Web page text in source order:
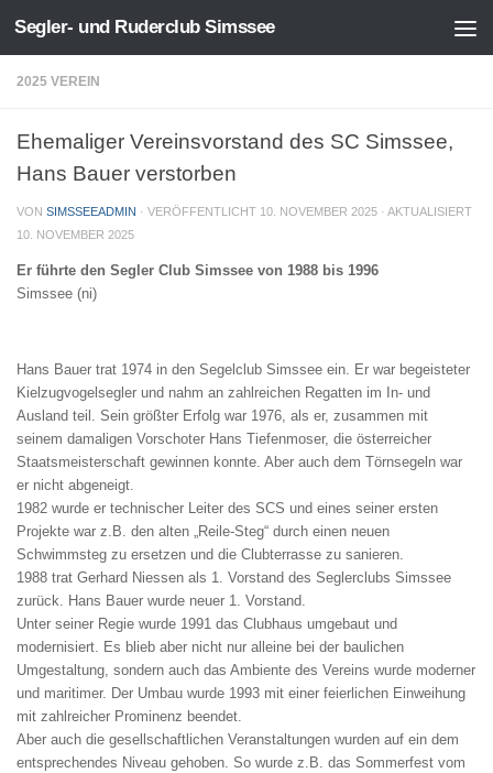
Zum Inhalt springen
Segler- und Ruderclub Simssee
2025 VEREIN
Ehemaliger Vereinsvorstand des SC Simssee,
Hans Bauer verstorben
VON SIMSSEEADMIN · VERÖFFENTLICHT 10. NOVEMBER 2025 · AKTUALISIERT
10. NOVEMBER 2025
Er führte den Segler Club Simssee von 1988 bis 1996
Simssee (ni)
Hans Bauer trat 1974 in den Segelclub Simssee ein. Er war begeisteter
Kielzugvogelsegler und nahm an zahlreichen Regatten im In- und
Ausland teil. Sein größter Erfolg war 1976, als er, zusammen mit
seinem damaligen Vorschoter Hans Tiefenmoser, die österreicher
Staatsmeisterschaft gewinnen konnte. Aber auch dem Törnsegeln war
er nicht abgeneigt.
1982 wurde er technischer Leiter des SCS und eines seiner ersten
Projekte war z.B. den alten „Reile-Steg“ durch einen neuen
Schwimmsteg zu ersetzen und die Clubterrasse zu sanieren.
1988 trat Gerhard Niessen als 1. Vorstand des Seglerclubs Simssee
zurück. Hans Bauer wurde neuer 1. Vorstand.
Unter seiner Regie wurde 1991 das Clubhaus umgebaut und
modernisiert. Es blieb aber nicht nur alleine bei der baulichen
Umgestaltung, sondern auch das Ambiente des Vereins wurde moderner
und maritimer. Der Umbau wurde 1993 mit einer feierlichen Einweihung
mit zahlreicher Prominenz beendet.
Aber auch die gesellschaftlichen Veranstaltungen wurden auf ein dem
entsprechendes Niveau gehoben. So wurde z.B. das Sommerfest vom